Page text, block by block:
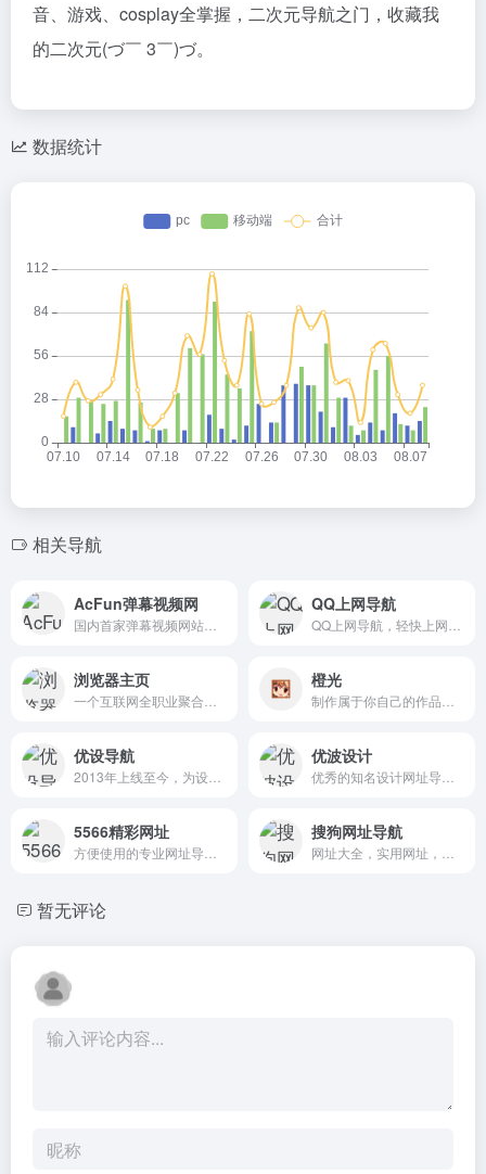
音、游戏、cosplay全掌握，二次元导航之门，收藏我
的二次元(づ￣ 3￣)づ。
数据统计
相关导航
AcFun弹幕视频网 QQ上网导航
浏览器主页 橙光
优设导航 优波设计
5566精彩网址 搜狗网址导航
暂无评论